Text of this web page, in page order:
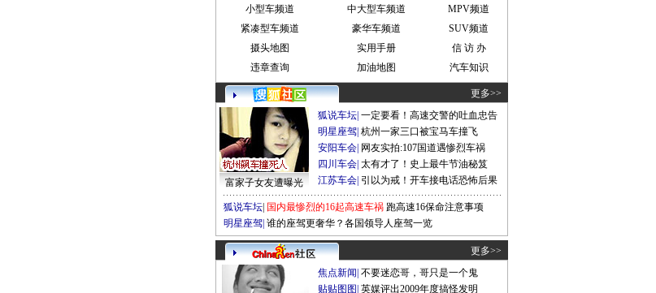
小型车频道
中大型车频道
MPV频道
紧凑型车频道
豪华车频道
SUV频道
摄头地图
实用手册
信 访 办
违章查询
加油地图 汽车知识
更多>>
富家子女友遭曝光
狐说车坛 一定要看！高速交警的吐血忠告
明星座驾 杭州一家三口被宝马车撞飞
安阳车会 网友实拍:107国道遇惨烈车祸
四川车会 太有才了！史上最牛节油秘笈
江苏车会 引以为戒！开车接电话恐怖后果
狐说车坛 国内最惨烈的16起高速车祸 跑高速16保命注意事项
明星座驾 谁的座驾更奢华？各国领导人座驾一览
更多>>
焦点新闻 不要迷恋哥，哥只是一个鬼
贴贴图图 英媒评出2009年度搞怪发明